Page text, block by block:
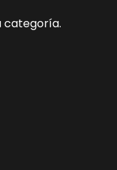
categoría.